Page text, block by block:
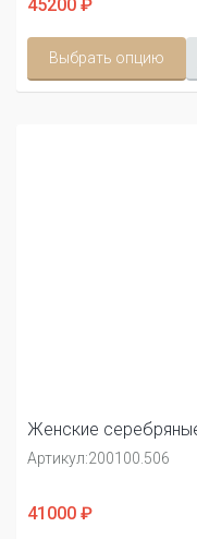
45200 ₽
Выбрать опцию
Женские
Артикул:200100.506
41000 ₽